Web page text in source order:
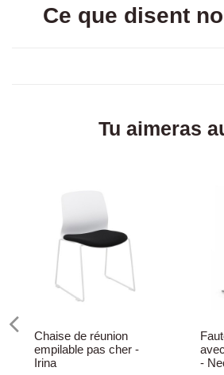
Ce que disent
Tu aimeras
Chaise de réunion
empilable pas cher -
Irina
-